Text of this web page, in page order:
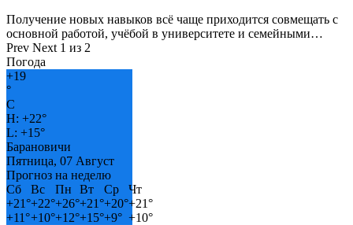
Получение новых навыков всё чаще приходится совмещать с
основной работой, учёбой в университете и семейными…
Prev Next 1 из 2
Погода
+19
°
C
H: +22°
L: +15°
Барановичи
Пятница, 07 Август
Прогноз на неделю
Сб
Вс Пн Вт Ср
Чт
+21°+22°+26°+21°+20°+21°
+11°+10°+12°+15°+9° +10°